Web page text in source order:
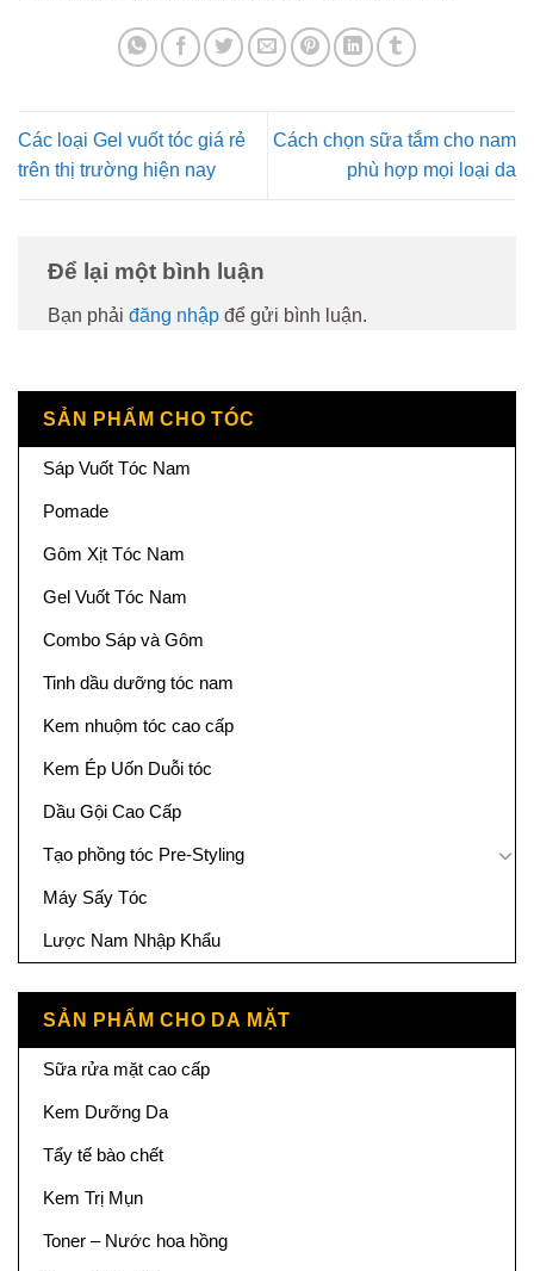
SẢN PHẨM CHO TÓC
Sáp Vuốt Tóc Nam
Pomade
Gôm Xịt Tóc Nam
Gel Vuốt Tóc Nam
Combo Sáp và Gôm
Tinh dầu dưỡng tóc nam
Kem nhuộm tóc cao cấp
Kem Ép Uốn Duỗi tóc
Dầu Gội Cao Cấp
Tạo phồng tóc Pre-Styling
Máy Sấy Tóc
Lược Nam Nhập Khẩu
SẢN PHẨM CHO DA MẶT
Sữa rửa mặt cao cấp
Kem Dưỡng Da
Tẩy tế bào chết
Kem Trị Mụn
Toner – Nước hoa hồng
Các loại Gel vuốt tóc giá rẻ
trên thị trường hiện nay
Cách chọn sữa tắm cho nam
phù hợp mọi loại da
Để lại một bình luận
Bạn phải đăng nhập để gửi bình luận.